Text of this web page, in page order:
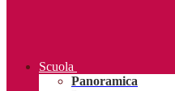
Scuola
Panoramica